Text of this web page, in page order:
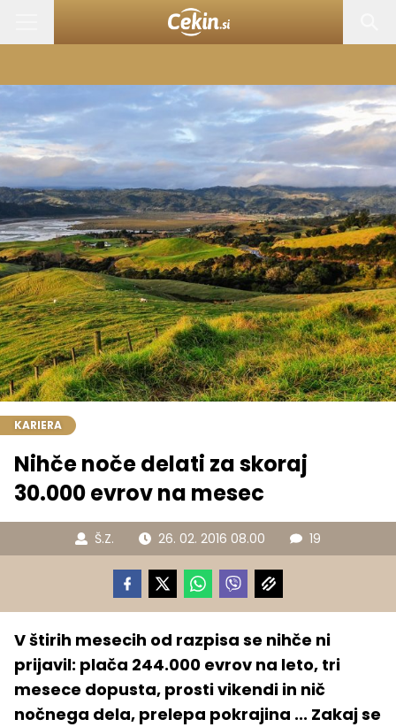
KARIERA
Nihče noče delati za skoraj
30.000 evrov na mesec
Š.Z. 26. 02. 2016 08.00 19
V štirih mesecih od razpisa se nihče ni
prijavil: plača 244.000 evrov na leto, tri
mesece dopusta, prosti vikendi in nič
nočnega dela, prelepa pokrajina ... Zakaj se